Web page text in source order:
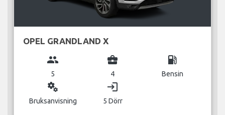
OPEL GRANDLAND X
group
5
business_center
4
local_gas_station
Bensin
miscellaneous_services
Bruksanvisning
login
5 Dörr